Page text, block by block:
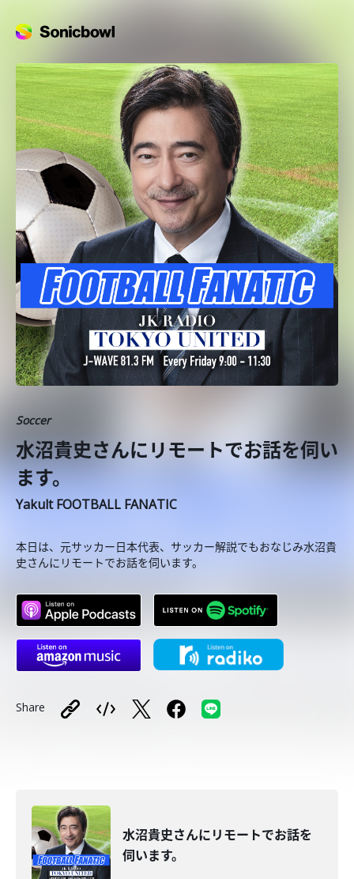
Soccer
水沼貴史さんにリモートでお話を伺い
ます。
Yakult FOOTBALL FANATIC
本日は、元サッカー日本代表、サッカー解説でもおなじみ水沼貴
史さんにリモートでお話を伺います。
Share
水沼貴史さんにリモートでお話を
伺います。